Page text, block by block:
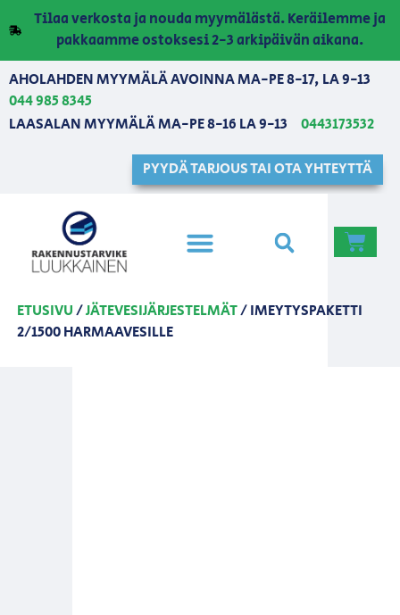
Tilaa verkosta ja nouda myymälästä. Keräilemme ja
pakkaamme ostoksesi 2-3 arkipäivän aikana.
AHOLAHDEN MYYMÄLÄ AVOINNA MA-PE 8-17, LA 9-13
044 985 8345
LAASALAN MYYMÄLÄ MA-PE 8-16 LA 9-13
0443173532
PYYDÄ TARJOUS TAI OTA YHTEYTTÄ
ETUSIVU/JÄTEVESIJÄRJESTELMÄT/ IMEYTYSPAKETTI
2/1500 HARMAAVESILLE